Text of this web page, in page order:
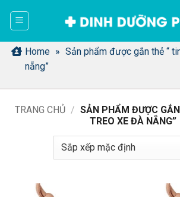
dung Home » Sản phẩm được gắn thẻ “
nẵng”
TRANG CHỦ / SẢN PHẨM ĐƯỢC
TREO XE ĐÀ NẴNG”